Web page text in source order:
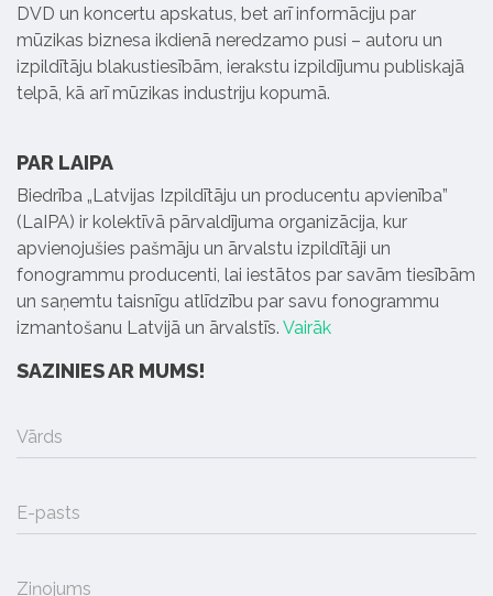
DVD un koncertu apskatus, bet arī informāciju par
mūzikas biznesa ikdienā neredzamo pusi – autoru un
izpildītāju blakustiesībām, ierakstu izpildījumu publiskajā
telpā, kā arī mūzikas industriju kopumā.
PAR LAIPA
Biedrība „Latvijas Izpildītāju un producentu apvienība”
(LaIPA) ir kolektīvā pārvaldījuma organizācija, kur
apvienojušies pašmāju un ārvalstu izpildītāji un
fonogrammu producenti, lai iestātos par savām tiesībām
un saņemtu taisnīgu atlīdzību par savu fonogrammu
izmantošanu Latvijā un ārvalstīs. Vairāk
SAZINIES AR MUMS!
Vārds
E-pasts
Ziņojums